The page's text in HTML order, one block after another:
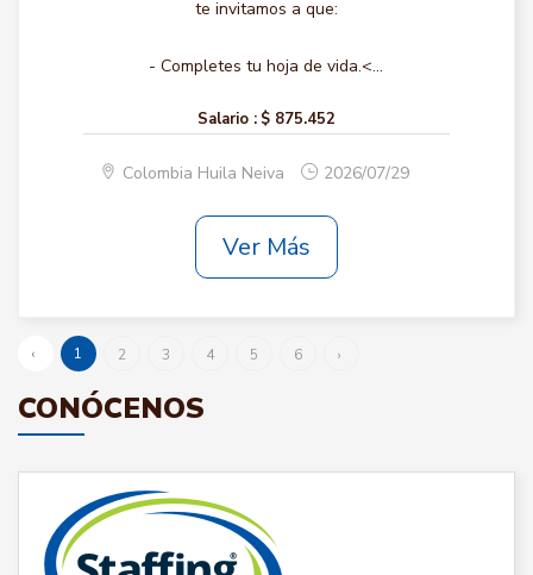
te invitamos a que:
- Completes tu hoja de vida.<...
Salario : $ 875.452
Colombia Huila Neiva 2026/07/29
Ver Más
‹ 1 2 3 4 5 6 ›
CONÓCENOS